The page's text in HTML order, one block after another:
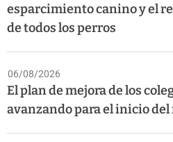
esparcimiento canino y el
de todos los perros
06/08/2026
El plan de mejora de los
avanzando para el inicio del